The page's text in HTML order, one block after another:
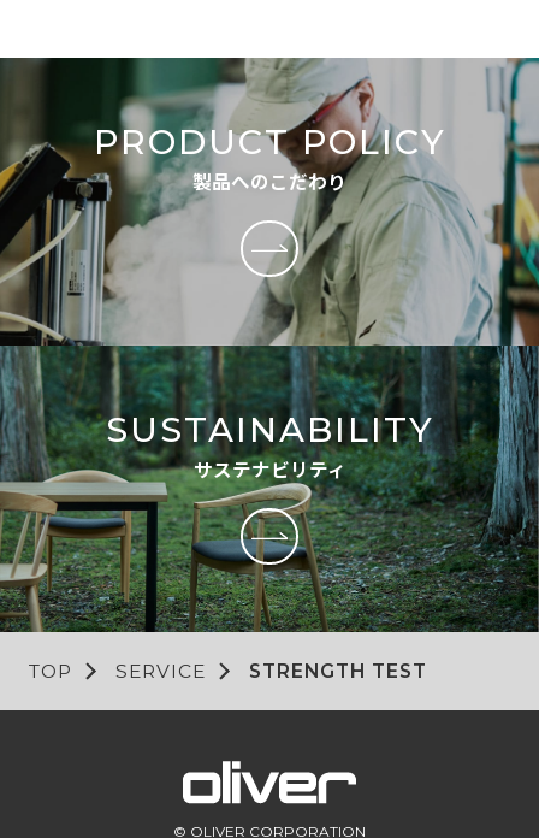
PRODUCT POLICY
製品へのこだわり
SUSTAINABILITY
サステナビリティ
TOP SERVICE STRENGTH TEST
© OLIVER CORPORATION